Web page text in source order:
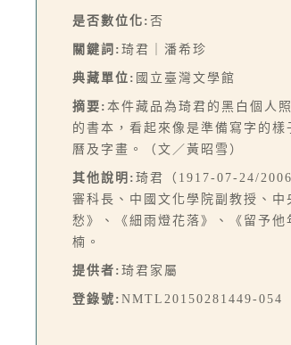
是否數位化: 否
關鍵詞: 琦君｜潘希珍
典藏單位: 國立臺灣文學館
摘要: 本件藏品為琦君的黑白個人
的書本，看起來像是準備寫字的
曆及字畫。（文／黃昭雪）
其他說明: 琦君（1917-07-24/
審科長、中國文化學院副教授、
愁》、《細雨燈花落》、《留予
楠。
提供者: 琦君家屬
登錄號: NMTL20150281449-054